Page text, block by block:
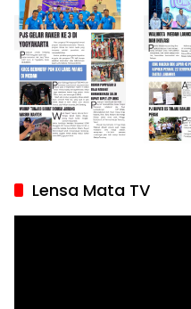
Lensa Mata TV